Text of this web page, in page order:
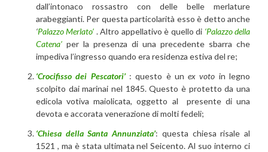
dall’intonaco rossastro con delle belle merlature
arabeggianti. Per questa particolarità esso è detto anche
‘Palazzo Merlato’ . Altro appellativo è quello di ‘Palazzo della
Catena’ per la presenza di una precedente sbarra che
impediva l’ingresso quando era residenza estiva del re;
‘Crocifisso dei Pescatori’ : questo è unex voto in legno
scolpito dai marinai nel 1845. Questo è protetto da una
edicola votiva maiolicata, oggetto al presente di una
devota e accorata venerazione di molti fedeli;
‘Chiesa della Santa Annunziata’: questa chiesa risale al
1521 , ma è stata ultimata nel Seicento. Al suo interno ci